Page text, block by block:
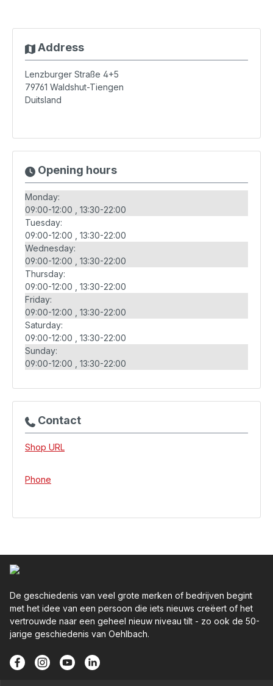
Address
Lenzburger Straße 4+5
79761 Waldshut-Tiengen
Duitsland
Opening hours
Monday:
09:00-12:00
13:30-22:00
Tuesday:
09:00-12:00
13:30-22:00
Wednesday:
09:00-12:00
13:30-22:00
Thursday:
09:00-12:00
13:30-22:00
Friday:
09:00-12:00
13:30-22:00
Saturday:
09:00-12:00
13:30-22:00
Sunday:
09:00-12:00
13:30-22:00
Contact
Shop URL
Phone
De geschiedenis van veel grote merken of bedrijven begint
met het idee van een persoon die iets nieuws creëert of het
vertrouwde naar een geheel nieuw niveau tilt - zo ook de 50-
jarige geschiedenis van Oehlbach.